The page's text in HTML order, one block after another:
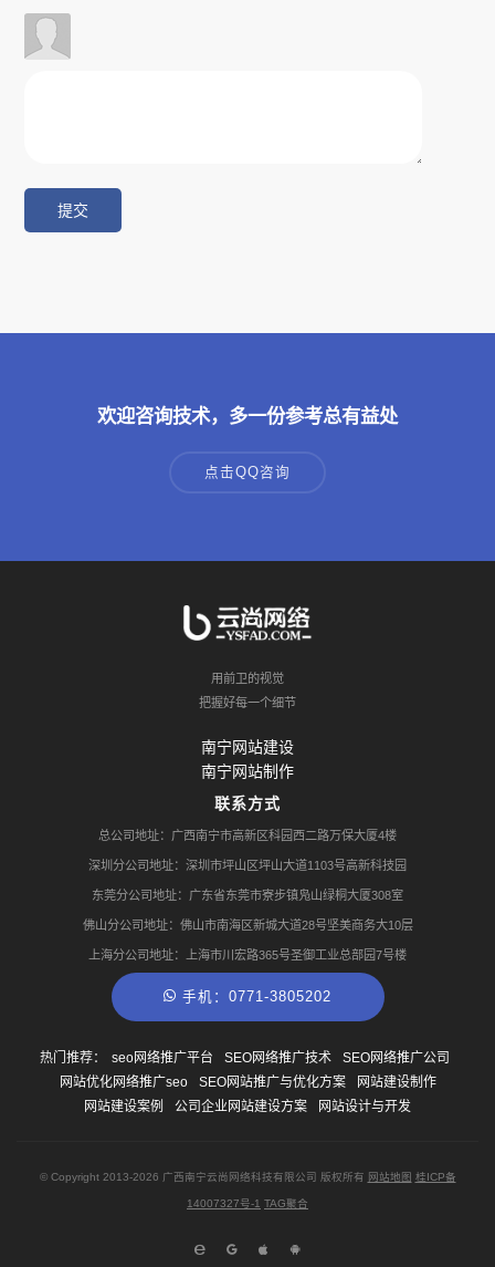
欢迎咨询技术，多一份参考总有益处
点击QQ咨询
用前卫的视觉
把握好每一个细节
南宁网站建设
南宁网站制作
联系方式
总公司地址：广西南宁市高新区科园西二路万保大厦4楼
深圳分公司地址：深圳市坪山区坪山大道1103号高新科技园
东莞分公司地址：广东省东莞市寮步镇凫山绿桐大厦308室
佛山分公司地址：佛山市南海区新城大道28号坚美商务大10层
上海分公司地址：上海市川宏路365号圣御工业总部园7号楼
手机：0771-3805202
热门推荐： seo网络推广平台 SEO网络推广技术
SEO网络推广公司
网站优化网络推广seo
SEO网站推广与优化方案
网站建设制作
网站建设案例
公司企业网站建设方案 网站设计与开发
© Copyright 2013-2026 广西南宁云尚网络科技有限公司 版权所有 网站地图 桂ICP备
14007327号-1 TAG聚合